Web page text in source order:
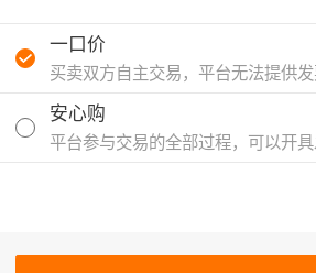
一口价
买卖双方自主交易，平台无法提供
安心购
平台参与交易的全部过程，可以开